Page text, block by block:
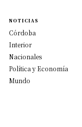
NOTICIAS
Córdoba
Interior
Nacionales
Política y Economía
Mundo